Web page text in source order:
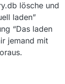
lösche und
laden”
“Das laden
jemand mit